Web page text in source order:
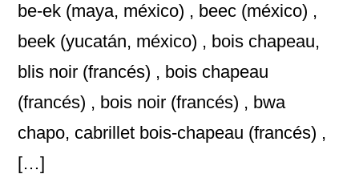
be-ek (maya, méxico) , beec (méxico) ,
beek (yucatán, méxico) , bois chapeau,
blis noir (francés) , bois chapeau
(francés) , bois noir (francés) , bwa
chapo, cabrillet bois-chapeau (francés) ,
[…]